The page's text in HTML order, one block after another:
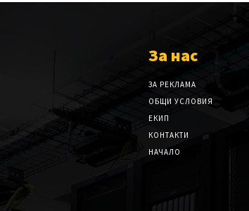
За нас
ЗА РЕКЛАМА
ОБЩИ УСЛОВИЯ
ЕКИП
КОНТАКТИ
НАЧАЛО